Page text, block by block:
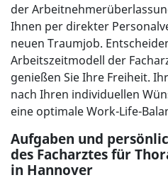
der
Ihnen per direkter
neuen Traumjob.
Arbeitszeitmodell der
genießen Sie Ihre Freiheit.
nach Ihren individuellen
eine optimale Work-Life-
Aufgaben und
des Facharztes für
in Hannover